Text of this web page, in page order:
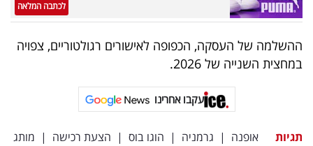
לכתבה המלאה
ההשלמה של העסקה, הכפופה לאישורים רגולטוריים, צפויה
במחצית השנייה של 2026.
עקבו אחרינו
תגיות אופנה | גרמניה | הוגו בוס | הצעת רכישה | מותג